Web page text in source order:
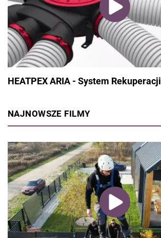
HEATPEX ARIA - System Rekuperacji
NAJNOWSZE FILMY